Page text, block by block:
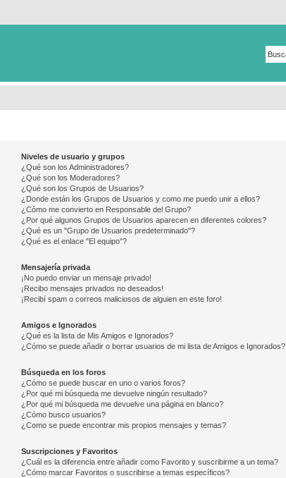
Niveles de usuario y grupos
¿Qué son los Administradores?
¿Qué son los Moderadores?
¿Qué son los Grupos de Usuarios?
¿Donde están los Grupos de Usuarios y como me puedo unir a ellos?
¿Cómo me convierto en Responsable del Grupo?
¿Por qué algunos Grupos de Usuarios aparecen en diferentes colores?
¿Qué es un "Grupo de Usuarios predeterminado"?
¿Qué es el enlace "El equipo"?
Mensajería privada
¡No puedo enviar un mensaje privado!
¡Recibo mensajes privados no deseados!
¡Recibí spam o correos maliciosos de alguien en este foro!
Amigos e Ignorados
¿Qué es la lista de Mis Amigos e Ignorados?
¿Cómo se puede añadir o borrar usuarios de mi lista de Amigos e Ignorados?
Búsqueda en los foros
¿Cómo se puede buscar en uno o varios foros?
¿Por qué mi búsqueda me devuelve ningún resultado?
¿Por qué mi búsqueda me devuelve una página en blanco?
¿Cómo busco usuarios?
¿Como se puede encontrar mis propios mensajes y temas?
Suscripciones y Favoritos
¿Cuál es la diferencia entre añadir como Favorito y suscribirme a un tema?
¿Cómo marcar Favoritos o suscribirse a temas específicos?